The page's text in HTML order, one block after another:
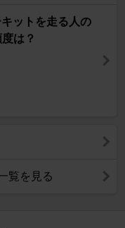
ットを走る人の
は？
覧を見る